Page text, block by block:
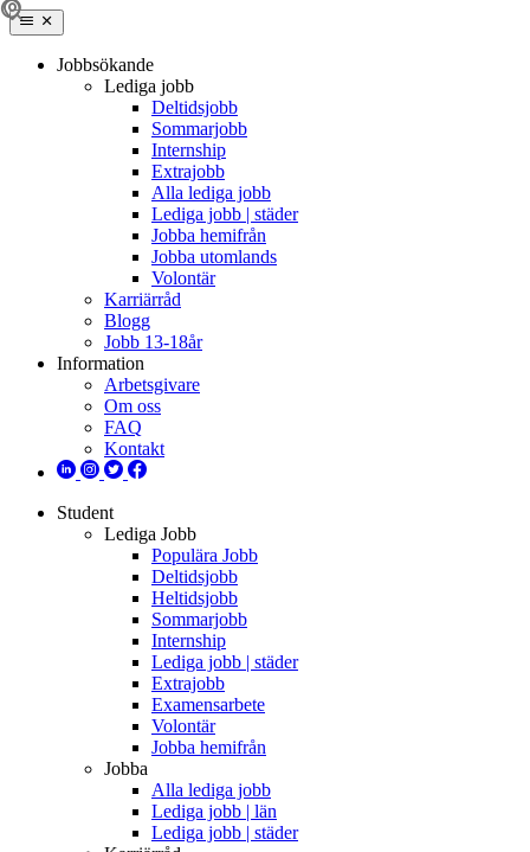
Jobbsökande
Lediga jobb
Deltidsjobb
Sommarjobb
Internship
Extrajobb
Alla lediga jobb
Lediga jobb | städer
Jobba hemifrån
Jobba utomlands
Volontär
Karriärråd
Blogg
Jobb 13-18år
Information
Arbetsgivare
Om oss
FAQ
Kontakt
Student
Lediga Jobb
Populära Jobb
Deltidsjobb
Heltidsjobb
Sommarjobb
Internship
Lediga jobb | städer
Extrajobb
Examensarbete
Volontär
Jobba hemifrån
Jobba
Alla lediga jobb
Lediga jobb | län
Lediga jobb | städer